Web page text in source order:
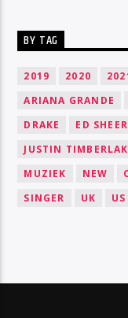
BY TAG
2019 2020
ARIANA GRANDE
DRAKE
ED
JUSTIN
MUZIEK
NEW
SINGER
UK US